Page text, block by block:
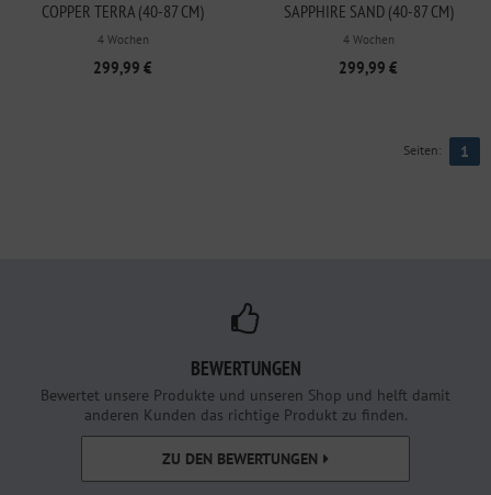
COPPER TERRA (40-87 CM)
4 Wochen
299,99 €
SAPPHIRE SAND (40-87 CM)
4 Wochen
299,99 €
Seiten: 1
BEWERTUNGEN
Bewertet unsere Produkte und unseren Shop und helft damit
anderen Kunden das richtige Produkt zu finden.
ZU DEN BEWERTUNGEN